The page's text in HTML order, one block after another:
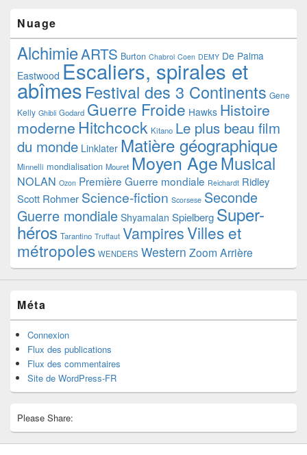
Nuage
AlchimieARTS Burton Chabrol Coen DEMY De Palma
Eastwood Escaliers, spirales et
abîmes Festival des 3 Continents Gene
Kelly Ghibli Godard Guerre Froide Hawks Histoire
moderne Hitchcock Kitano Le plus beau film
du monde Linklater Matière géographique
Minnelli mondialisation Mouret Moyen AgeMusical
NOLAN Ozon Première Guerre mondiale Reichardt Ridley
Scott Rohmer Science-fiction Scorsese Seconde
Guerre mondiale Shyamalan Spielberg Super-
héros Tarantino Truffaut VampiresVilles et
métropoles WENDERS Western Zoom Arrière
Méta
Connexion
Flux des publications
Flux des commentaires
Site de WordPress-FR
Please Share: